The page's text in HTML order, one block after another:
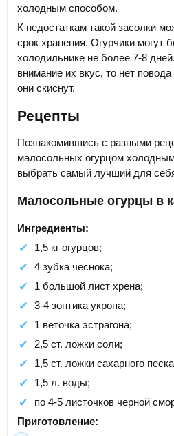
холодным способом.
К недостаткам такой засолки
срок хранения. Огурчики могут
холодильнике не более 7-8
внимание их вкус, то нет
они скиснут.
Рецепты
Познакомившись с разными
малосольных огурцом
выбрать самый лучший для
Малосольные огурцы в
Ингредиенты:
1,5 кг огурцов;
4 зубка чеснока;
1 большой лист хрена;
3-4 зонтика укропа;
1 веточка эстрагона;
2,5 ст. ложки соли;
1,5 ст. ложки сахарного
1,5 л. воды;
по 4-5 листочков черной
Приготовление: